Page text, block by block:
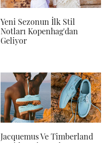
Yeni Sezonun İlk Stil
Notları Kopenhag'dan
Geliyor
Jacquemus Ve Timberland